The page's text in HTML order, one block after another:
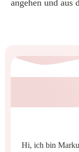
Hi, ich bin